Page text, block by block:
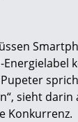
sieht darin
Konkurrenz.